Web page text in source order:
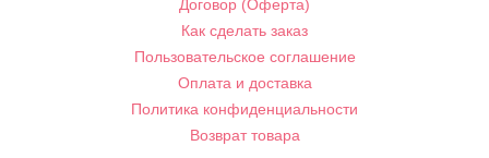
Договор (Оферта)
Как сделать заказ
Пользовательское соглашение
Оплата и доставка
Политика конфиденциальности
Возврат товара